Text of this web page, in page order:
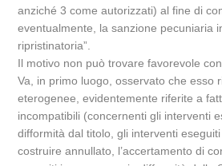
anziché 3 come autorizzati) al fine di
eventualmente, la sanzione pecuniaria
ripristinatoria”.
Il motivo non può trovare favorevole
Va, in primo luogo, osservato che esso
eterogenee, evidentemente riferite a
incompatibili (concernenti gli interventi
difformità dal titolo, gli interventi
costruire annullato, l’accertamento di